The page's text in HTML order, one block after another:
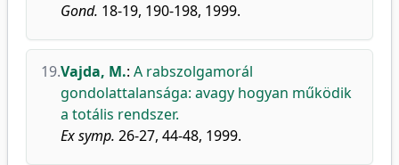
Gond. 18-19, 190-198, 1999.
19.Vajda, M.: A rabszolgamorál
gondolattalansága: avagy hogyan működik
a totális rendszer.
Ex symp. 26-27, 44-48, 1999.